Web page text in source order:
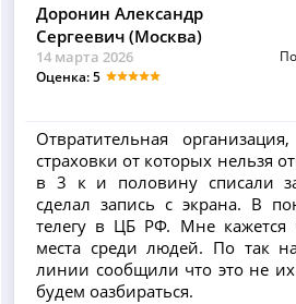
Доронин Александр
Сергеевич (Москва)
14 марта 2026
Оценка: 5
Отвратительная
страховки от которых нельзя
в 3 к и половину списали
сделал запись с экрана. В
телегу в ЦБ РФ. Мне кажется
места среди людей. По так
линии сообщили что это не
будем оазбираться.